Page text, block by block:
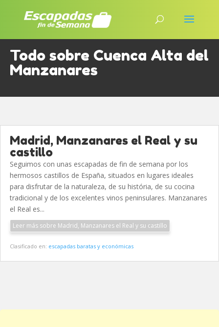
Todo sobre Cuenca Alta del
Manzanares
Madrid, Manzanares el Real y su
castillo
Seguimos con unas escapadas de fin de semana por los
hermosos castillos de España, situados en lugares ideales
para disfrutar de la naturaleza, de su história, de su cocina
tradicional y de los excelentes vinos peninsulares. Manzanares
el Real es...
Leer más sobre Madrid, Manzanares el Real y su castillo
Clasificado en: escapadas baratas y económicas